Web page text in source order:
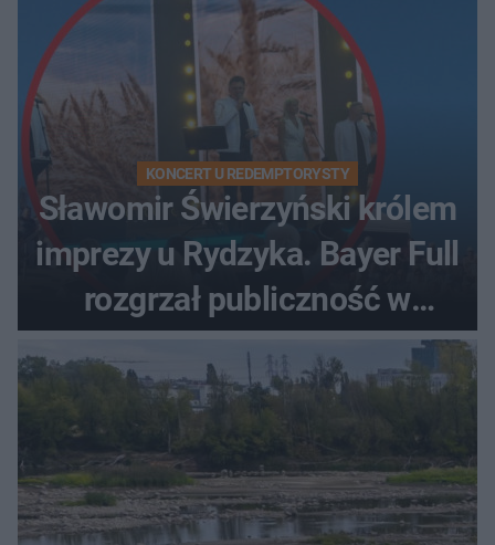
KONCERT U REDEMPTORYSTY
Sławomir Świerzyński królem
imprezy u Rydzyka. Bayer Full
rozgrzał publiczność w
Toruniu